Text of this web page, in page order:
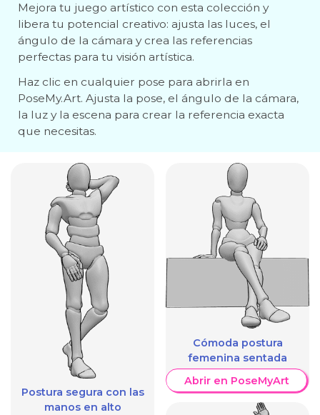
Mejora tu juego artístico con esta colección y
libera tu potencial creativo: ajusta las luces, el
ángulo de la cámara y crea las referencias
perfectas para tu visión artística.
Haz clic en cualquier pose para abrirla en
PoseMy.Art. Ajusta la pose, el ángulo de la cámara,
la luz y la escena para crear la referencia exacta
que necesitas.
Postura segura con las
manos en alto
Cómoda postura
femenina sentada
Abrir en PoseMyArt